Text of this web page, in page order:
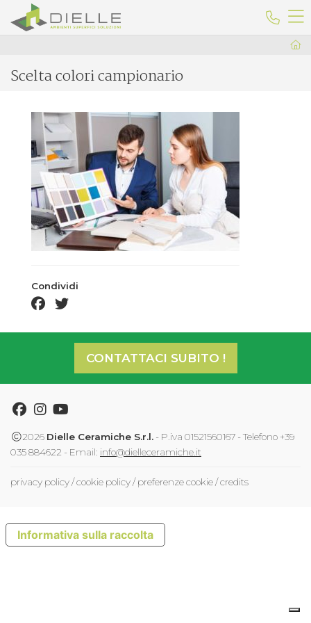
Dielle Ceramiche
Scelta colori campionario
Condividi
facebook share
twitter share
CONTATTACI SUBITO !
Facebook
Instagram
Youtube
2026 Dielle Ceramiche S.r.l. - P.iva 01521560167 - Telefono +39
035 884622 - Email: info@dielleceramiche.it
privacy policy/cookie policy/preferenze cookie/credits
Informativa sulla raccolta